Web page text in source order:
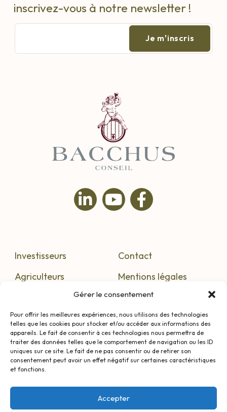
Gérer le consentement
Pour offrir les meilleures expériences, nous utilisons des technologies
telles que les cookies pour stocker et/ou accéder aux informations des
appareils. Le fait de consentir à ces technologies nous permettra de
traiter des données telles que le comportement de navigation ou les ID
uniques sur ce site. Le fait de ne pas consentir ou de retirer son
consentement peut avoir un effet négatif sur certaines caractéristiques
et fonctions.
Accepter
inscrivez-vous à notre newsletter !
Investisseurs
Agriculteurs
Contact
Mentions légales
Confidentialité
AVERTISSEMENT : Investir au sein de GFV/GFA n’est pas
sans risque, notamment celui de ne pas recevoir les
intérêts attendus ou de perdre une partie, voire la totalité
antériorité, son expérience et son expertise, veille à
limiter ces risques. De plus, les performances passées ne